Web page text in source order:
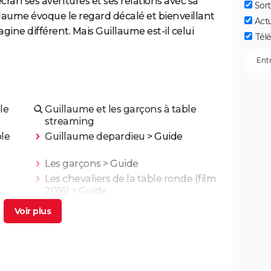
évoque le regard décalé et bienveillant
différent. Mais Guillaume est-il celui
Guillaume et les garçons à table
streaming
Guillaume depardieu > Guide
Les garçons > Guide
Les chevaliers de la table ronde (film
2016) > Guide
mort
La vie pour de vrai : les retrouvailles
de Kad Merad et Dany Boon au